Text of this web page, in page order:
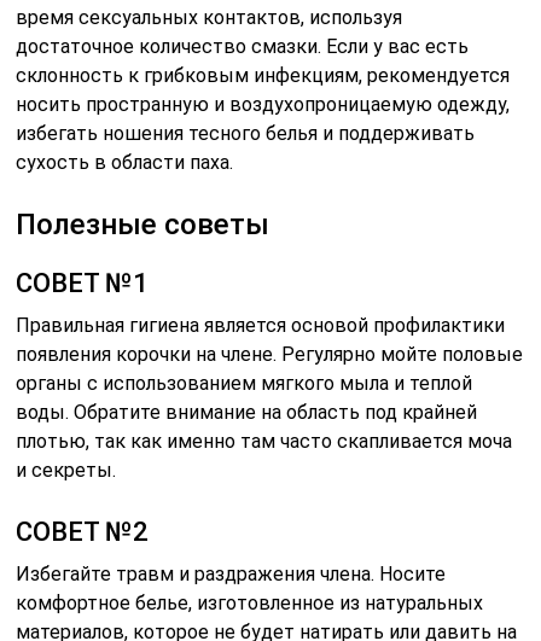
время сексуальных контактов, используя
достаточное количество смазки. Если у вас есть
склонность к грибковым инфекциям, рекомендуется
носить пространную и воздухопроницаемую одежду,
избегать ношения тесного белья и поддерживать
сухость в области паха.
Полезные советы
СОВЕТ №1
Правильная гигиена является основой профилактики
появления корочки на члене. Регулярно мойте половые
органы с использованием мягкого мыла и теплой
воды. Обратите внимание на область под крайней
плотью, так как именно там часто скапливается моча
и секреты.
СОВЕТ №2
Избегайте травм и раздражения члена. Носите
комфортное белье, изготовленное из натуральных
материалов, которое не будет натирать или давить на